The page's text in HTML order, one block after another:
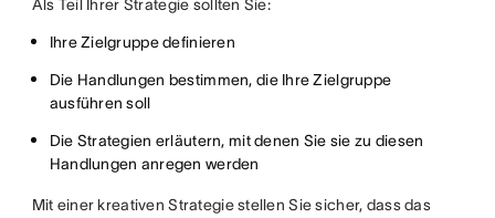
Als Teil Ihrer Strategie sollten Sie:
Ihre Zielgruppe definieren
Die Handlungen bestimmen, die Ihre Zielgruppe
ausführen soll
Die Strategien erläutern, mit denen Sie sie zu diesen
Handlungen anregen werden
Mit einer kreativen Strategie stellen Sie sicher, dass das